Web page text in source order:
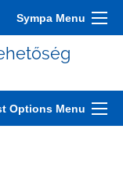
Sympa Menu
Options Menu